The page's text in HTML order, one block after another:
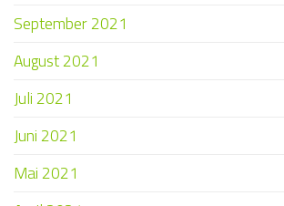
September 2021
August 2021
Juli 2021
Juni 2021
Mai 2021